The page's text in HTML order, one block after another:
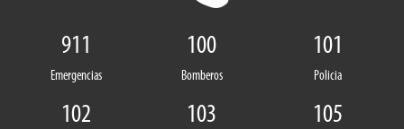
911
Emergencias
100
Bomberos
101
Policia
102 103 105